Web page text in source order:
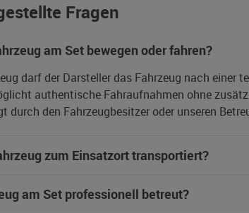
Fragen
am Set bewegen oder fahren?
darf der Darsteller das Fahrzeug nach einer
authentische Fahraufnahmen ohne
durch den Fahrzeugbesitzer oder unseren
zum Einsatzort transportiert?
am Set professionell betreut?